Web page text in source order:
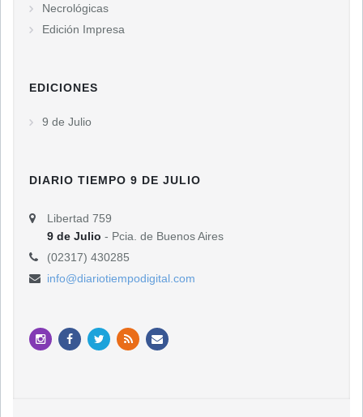
Necrológicas
Edición Impresa
EDICIONES
9 de Julio
DIARIO TIEMPO 9 DE JULIO
Libertad 759
9 de Julio - Pcia. de Buenos Aires
(02317) 430285
info@diariotiempodigital.com